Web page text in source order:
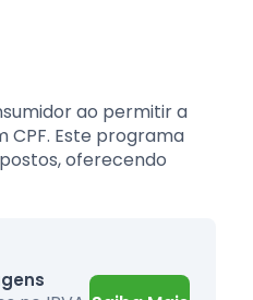
ao permitir a
Este programa
oferecendo